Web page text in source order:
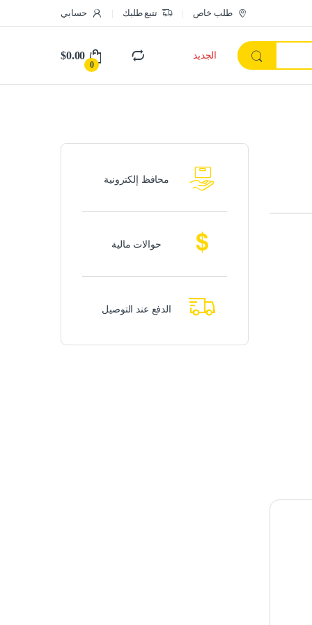
طلب خاص تتبع طلبك حسابي
الجديد
0
$0.00
محافظ إلكترونية
حوالات مالية
الدفع عند التوصيل